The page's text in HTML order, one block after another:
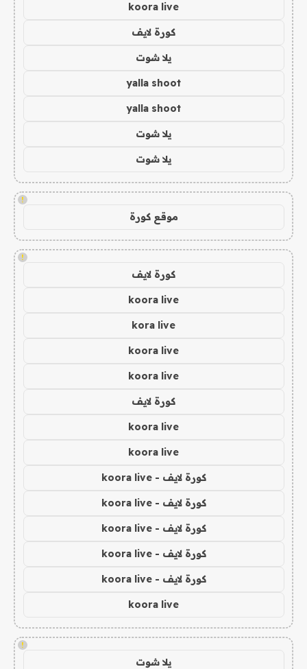
koora live
كورة لايف
يلا شوت
yalla shoot
yalla shoot
يلا شوت
يلا شوت
!
موقع كورة
!
كورة لايف
koora live
kora live
koora live
koora live
كورة لايف
koora live
koora live
كورة لايف - koora live
كورة لايف - koora live
كورة لايف - koora live
كورة لايف - koora live
كورة لايف - koora live
koora live
!
يلا شوت